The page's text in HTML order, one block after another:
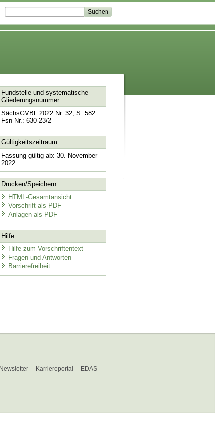
Fundstelle und systematische
Gliederungsnummer
SächsGVBl. 2022 Nr. 32, S. 582
Fsn-Nr.: 630-23/2
Gültigkeitszeitraum
Fassung gültig ab: 30. November
2022
Drucken/Speichern
HTML-Gesamtansicht
Vorschrift als PDF
Anlagen als PDF
Hilfe
Hilfe zum Vorschriftentext
Fragen und Antworten
Barrierefreiheit
Newsletter Karriereportal EDAS